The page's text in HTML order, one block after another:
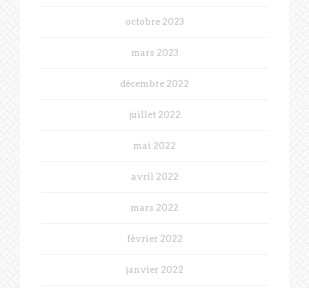
octobre 2023
mars 2023
décembre 2022
juillet 2022
mai 2022
avril 2022
mars 2022
février 2022
janvier 2022